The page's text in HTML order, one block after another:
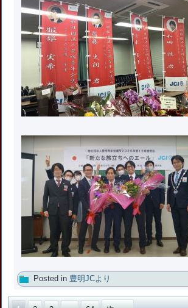
Posted in 豊明JCより